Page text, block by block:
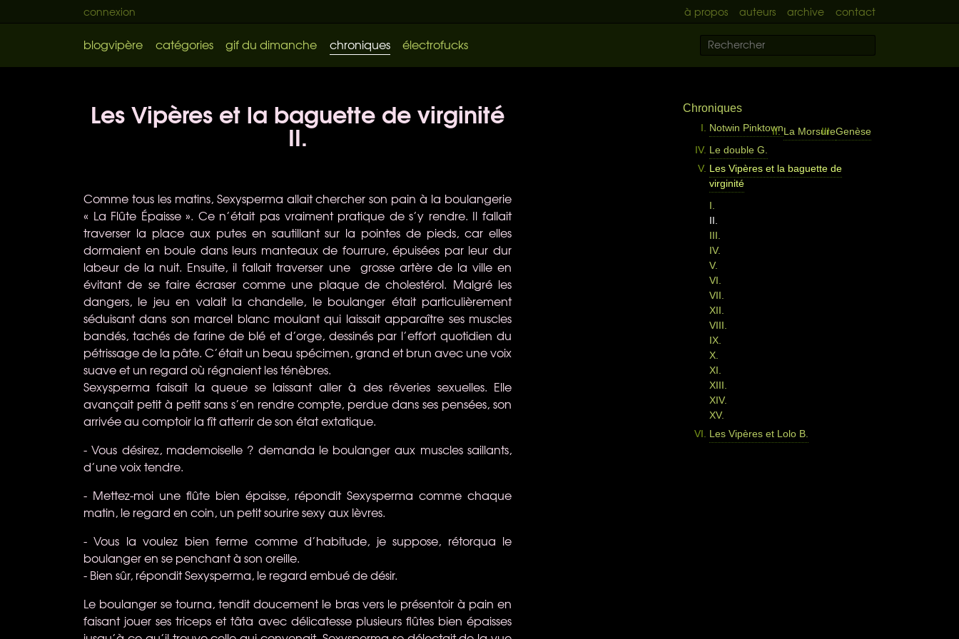
connexion à propos auteurs archive contact
blogvipère catégories gif du dimanche chroniques électrofucks
Chroniques
Notwin PinktownLa MorsureGenèse
Le double G.
Les Vipères et la baguette de
virginité
I.
II.
III.
IV.
V.
VI.
VII.
XII.
VIII.
IX.
X.
XI.
XIII.
XIV.
XV.
Les Vipères et Lolo B.
Les Vipères et la baguette de virginité
II.
Comme tous les matins, Sexysperma allait chercher son pain à la boulangerie
« La Flûte Épaisse ». Ce n’était pas vraiment pratique de s’y rendre. Il fallait
traverser la place aux putes en sautillant sur la pointes de pieds, car elles
dormaient en boule dans leurs manteaux de fourrure, épuisées par leur dur
labeur de la nuit. Ensuite, il fallait traverser une grosse artère de la ville en
évitant de se faire écraser comme une plaque de cholestérol. Malgré les
dangers, le jeu en valait la chandelle, le boulanger était particulièrement
séduisant dans son marcel blanc moulant qui laissait apparaître ses muscles
bandés, tachés de farine de blé et d’orge, dessinés par l’effort quotidien du
pétrissage de la pâte. C’était un beau spécimen, grand et brun avec une voix
suave et un regard où régnaient les ténèbres.
Sexysperma faisait la queue se laissant aller à des rêveries sexuelles. Elle
avançait petit à petit sans s’en rendre compte, perdue dans ses pensées, son
arrivée au comptoir la fît atterrir de son état extatique.
- Vous désirez, mademoiselle ? demanda le boulanger aux muscles saillants,
d’une voix tendre.
- Mettez-moi une flûte bien épaisse, répondit Sexysperma comme chaque
matin, le regard en coin, un petit sourire sexy aux lèvres.
- Vous la voulez bien ferme comme d’habitude, je suppose, rétorqua le
boulanger en se penchant à son oreille.
- Bien sûr, répondit Sexysperma, le regard embué de désir.
Le boulanger se tourna, tendit doucement le bras vers le présentoir à pain en
faisant jouer ses triceps et tâta avec délicatesse plusieurs flûtes bien épaisses